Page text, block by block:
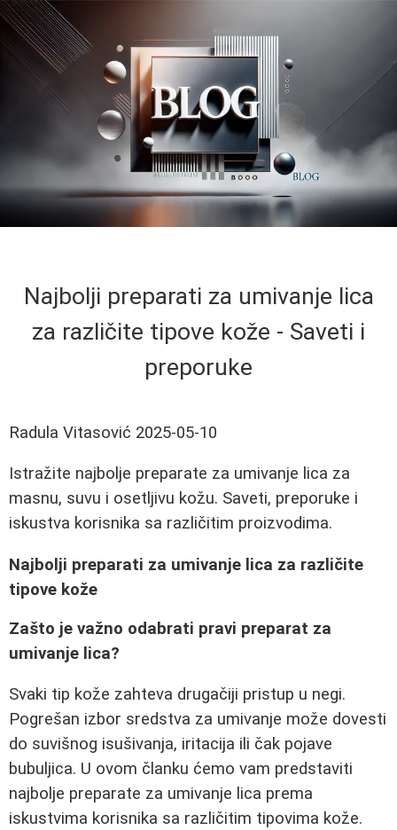
Najbolji preparati za umivanje lica
za različite tipove kože - Saveti i
preporuke
Radula Vitasović 2025-05-10
Istražite najbolje preparate za umivanje lica za
masnu, suvu i osetljivu kožu. Saveti, preporuke i
iskustva korisnika sa različitim proizvodima.
Najbolji preparati za umivanje lica za različite
tipove kože
Zašto je važno odabrati pravi preparat za
umivanje lica?
Svaki tip kože zahteva drugačiji pristup u negi.
Pogrešan izbor sredstva za umivanje može dovesti
do suvišnog isušivanja, iritacija ili čak pojave
bubuljica. U ovom članku ćemo vam predstaviti
najbolje preparate za umivanje lica prema
iskustvima korisnika sa različitim tipovima kože.